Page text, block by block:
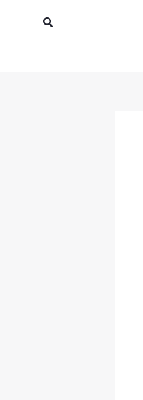
Procurar